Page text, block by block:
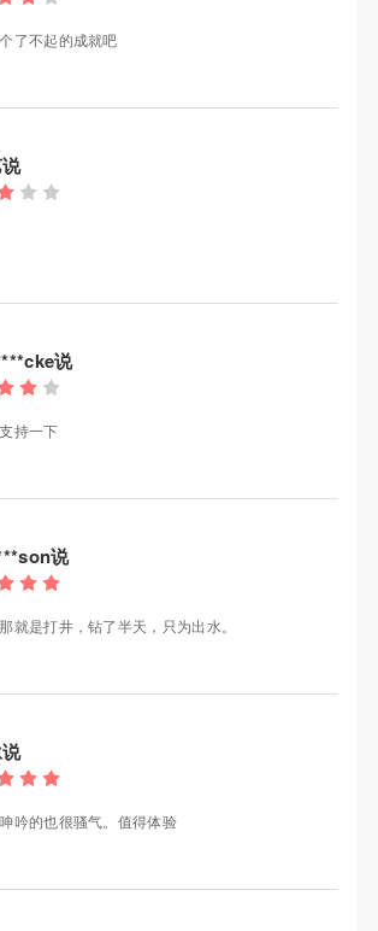
了不起的成就吧
说
持一下
说
就是打井，钻了半天，只为出水。
吟的也很骚气。值得体验